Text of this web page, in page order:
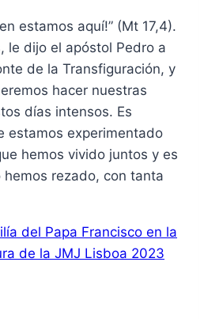
estamos aquí!” (Mt 17,4).
le dijo el apóstol Pedro a
de la Transfiguración, y
hacer nuestras
días intensos. Es
estamos experimentado
hemos vivido juntos y es
hemos rezado, con tanta
del Papa Francisco en la
de la JMJ Lisboa 2023